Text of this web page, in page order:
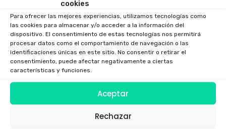
cookies
Para ofrecer las mejores experiencias, utilizamos tecnologías como
las cookies para almacenar y/o acceder a la información del
dispositivo. El consentimiento de estas tecnologías nos permitirá
procesar datos como el comportamiento de navegación o las
identificaciones únicas en este sitio. No consentir o retirar el
consentimiento, puede afectar negativamente a ciertas
características y funciones.
Aceptar
Rechazar
FESTIVAL AEREO(3)
GAFAS DRONES(1) GAFAS FPV(1)
GAFAS INMERSIVAS (1) GALICIA(3) GOGGLES(1)
LEY(2) LEY DRONES(3) LEY DRONES 2018
LEY RPAS(3) LEY UAV(3) NORMATIVA(3)
PLANIFICADOR ENAIRE DRONES